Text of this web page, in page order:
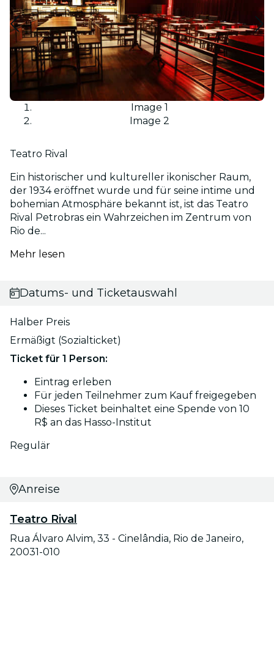
Image 1
Image 2
Teatro Rival
Ein historischer und kultureller ikonischer Raum,
der 1934 eröffnet wurde und für seine intime und
bohemian Atmosphäre bekannt ist, ist das Teatro
Rival Petrobras ein Wahrzeichen im Zentrum von
Rio de...
Mehr lesen
Datums- und Ticketauswahl
Halber Preis
Ermäßigt (Sozialticket)
Ticket für 1 Person:
Eintrag erleben
Für jeden Teilnehmer zum Kauf freigegeben
Dieses Ticket beinhaltet eine Spende von 10
R$ an das Hasso-Institut
Regulär
Anreise
Teatro Rival
Rua Álvaro Alvim, 33 - Cinelândia, Rio de Janeiro,
20031-010